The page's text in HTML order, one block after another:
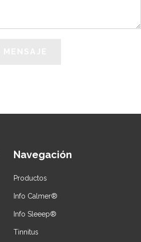
Navegación
Productos
Info Calmer®
Info Sleeep®
Tinnitus